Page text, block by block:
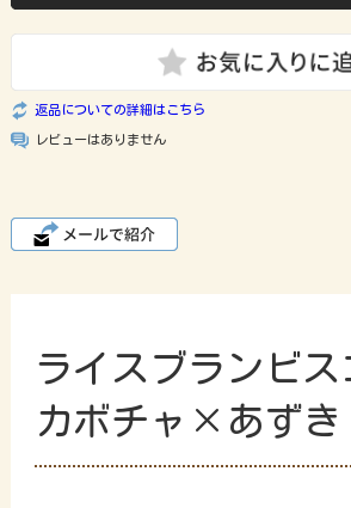
返品についての詳細はこちら
レビューはありません
ライスブランビス
カボチャ×あずき